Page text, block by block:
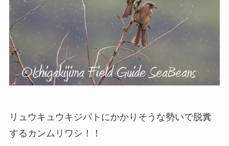
リュウキュウキジバトにかかりそうな勢いで脱糞
するカンムリワシ！！